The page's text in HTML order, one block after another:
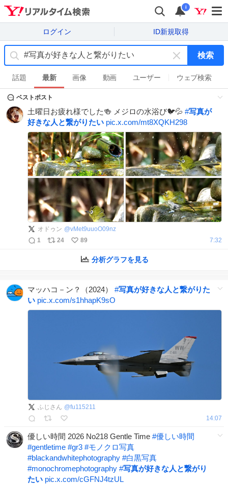
i
ログイン ID新規取得
キ
ー
ワ
ド
を
消
す
検索
話題 最新 画像 動画 ユーザー ウェブ検索
ベストポスト
土曜日お疲れ様でした🍻 メジロの水浴び🐦💦 #写真が
好きな人と繋がりたい pic.x.com/mt8XQKH298
オドゥン @vMet9uuoO09nz
1
24 89 7:32
分析グラフを見る
マッハコ－ン？（2024） #写真が好きな人と繋がりた
い pic.x.com/s1hhapK9sO
ふじさん @fu115211
14:07
優しい時間 2026 No218 Gentle Time #優しい時間
#gentletime #gr3 #モノクロ写真
#blackandwhitephotography #白黒写真
#monochromephotography #写真が好きな人と繋がり
たい pic.x.com/cGFNJ4tzUL